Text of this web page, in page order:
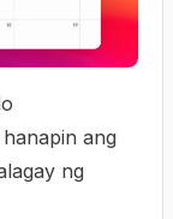
ang
ng